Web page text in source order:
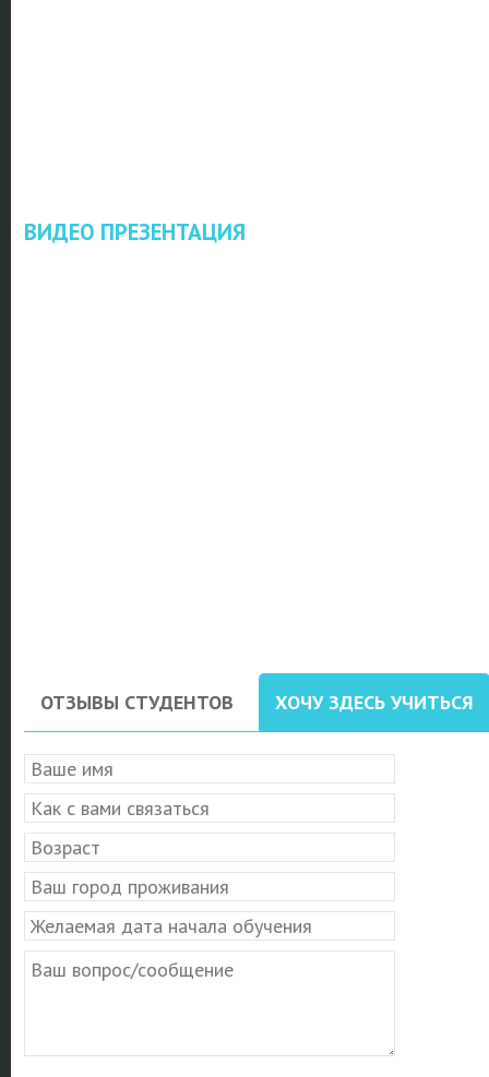
ВИДЕО ПРЕЗЕНТАЦИЯ
ОТЗЫВЫ СТУДЕНТОВ ХОЧУ ЗДЕСЬ УЧИТЬСЯ